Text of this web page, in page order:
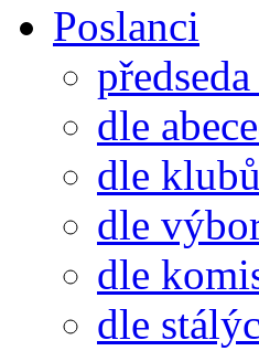
Poslanci
dle
dle klubů
dle
dle
dle